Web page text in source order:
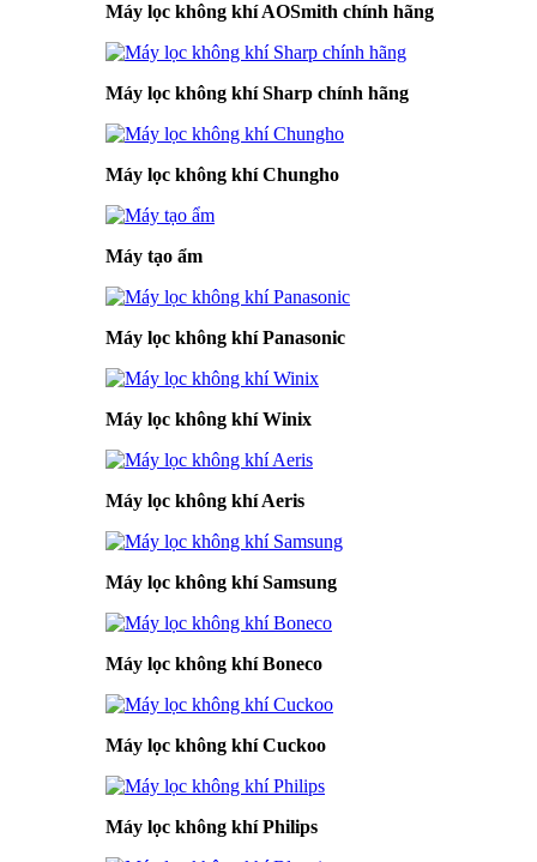
Máy lọc không khí AOSmith chính hãng
Máy lọc không khí Sharp chính hãng
Máy lọc không khí Chungho
Máy tạo ẩm
Máy lọc không khí Panasonic
Máy lọc không khí Winix
Máy lọc không khí Aeris
Máy lọc không khí Samsung
Máy lọc không khí Boneco
Máy lọc không khí Cuckoo
Máy lọc không khí Philips